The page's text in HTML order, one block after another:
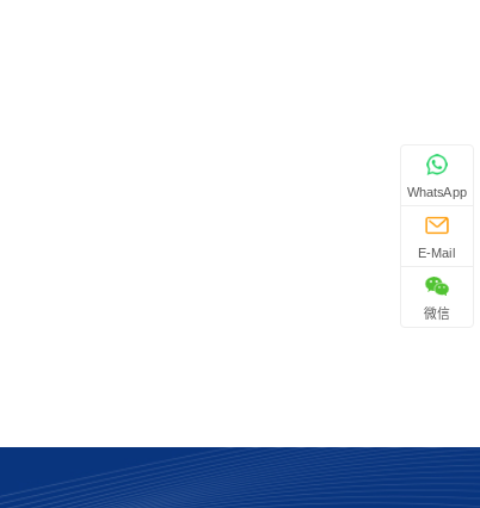
WhatsApp
E-Mail
微信